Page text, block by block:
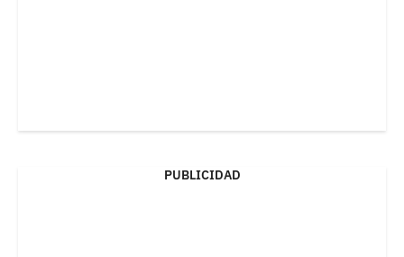
PUBLICIDAD